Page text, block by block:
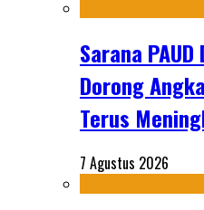
Sarana
Dorong
Terus
7 Agustus 2026